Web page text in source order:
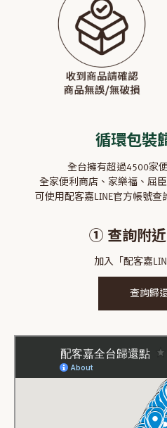
循環包裝
全台擁有超過4500家
全家便利商店、家樂福、屈
可使用配客嘉LINE官方帳號
① 查詢附近
加入「配客嘉
查詢歸